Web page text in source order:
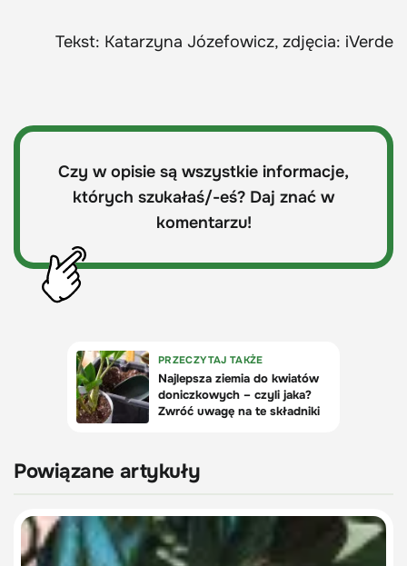
Tekst: Katarzyna Józefowicz, zdjęcia: iVerde
Czy w opisie są wszystkie informacje,
których szukałaś/-eś? Daj znać w
komentarzu!
Powiązane artykuły